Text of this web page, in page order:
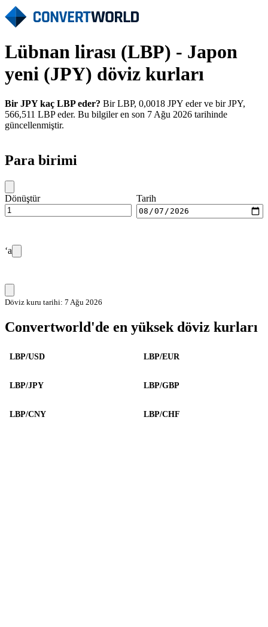
Lübnan lirası (LBP) - Japon
yeni (JPY) döviz kurları
Bir JPY kaç LBP eder? Bir LBP, 0,0018 JPY eder ve bir JPY,
566,511 LBP eder. Bu bilgiler en son 7 Ağu 2026 tarihinde
güncellenmiştir.
Para birimi
Dönüştür Tarih
‘a
Döviz kuru tarihi: 7 Ağu 2026
Convertworld'de en yüksek döviz kurları
LBP/USD LBP/EUR
LBP/JPY LBP/GBP
LBP/CNY LBP/CHF